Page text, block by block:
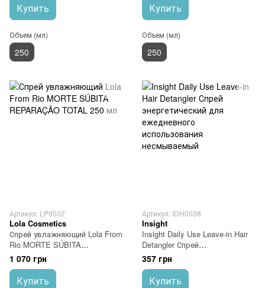
Купить
Объем (мл)
250
Купить
Объем (мл)
250
Артикул: LP9502
Lola Cosmetics
Спрей увлажняющий Lola From
Rio MORTE SÚBITA
REPARAÇÃO TOTAL 250 мл
1 070 грн
Купить
Артикул: IDH0038
Insight
Insight Daily Use Leave-in Hair
Detangler Спрей
энергетический для
ежедневного использования
несмываемый
357 грн
Купить